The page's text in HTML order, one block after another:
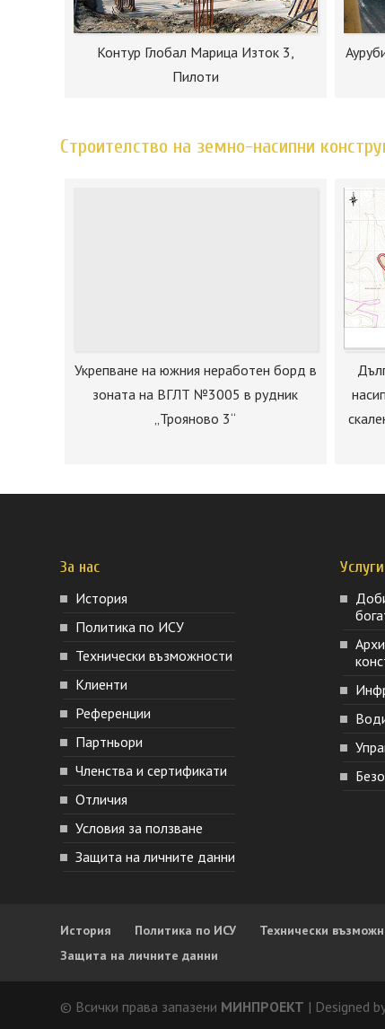
Контур Глобал Марица Изток 3,
Пилоти
Строителство на земно-насипни
Укрепване на южния неработен борд в
зоната на ВГЛТ №3005 в рудник
„Трояново 3“
За нас
История
Политика по ИСУ
Технически възможности
Клиенти
Референции
Партньори
Членства и сертификати
Отличия
Условия за ползване
Защита на личните данни
Услуги
История Политика по ИСУ Технически
Защита на личните данни
© Всички права запазени МИНПРОЕКТ | Designed